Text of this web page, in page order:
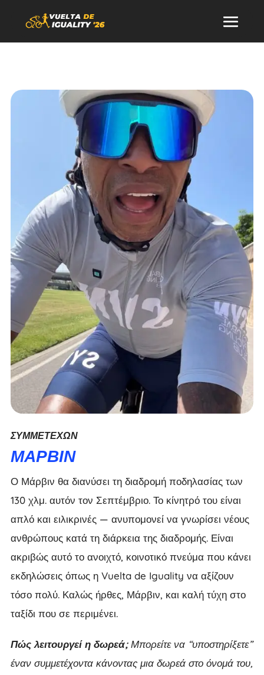
ΣΥΜΜΕΤΈΧΩΝ
ΜΆΡΒΙΝ
Ο Μάρβιν θα διανύσει τη διαδρομή ποδηλασίας των
130 χλμ. αυτόν τον Σεπτέμβριο. Το κίνητρό του είναι
απλό και ειλικρινές — ανυπομονεί να γνωρίσει νέους
ανθρώπους κατά τη διάρκεια της διαδρομής. Είναι
ακριβώς αυτό το ανοιχτό, κοινοτικό πνεύμα που κάνει
εκδηλώσεις όπως η Vuelta de Iguality να αξίζουν
τόσο πολύ. Καλώς ήρθες, Μάρβιν, και καλή τύχη στο
ταξίδι που σε περιμένει.
Πώς λειτουργεί η δωρεά;Μπορείτε να “υποστηρίξετε”
έναν συμμετέχοντα κάνοντας μια δωρεά στο όνομά του,